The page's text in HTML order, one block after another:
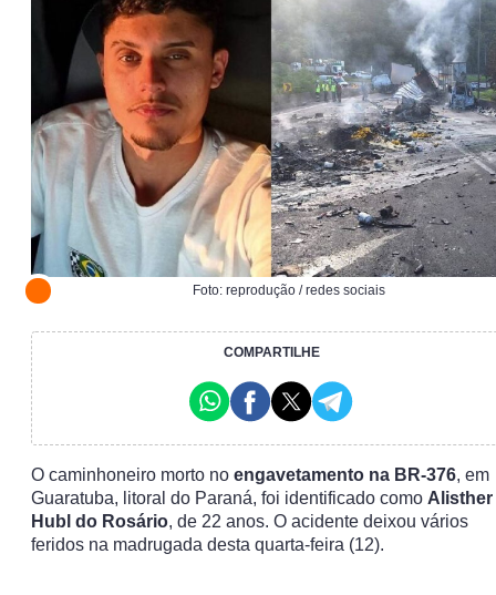
Foto: reprodução / redes sociais
COMPARTILHE
O caminhoneiro morto no engavetamento na BR-376, em
Guaratuba, litoral do Paraná, foi identificado como Alisther
Hubl do Rosário, de 22 anos. O acidente deixou vários
feridos na madrugada desta quarta-feira (12).